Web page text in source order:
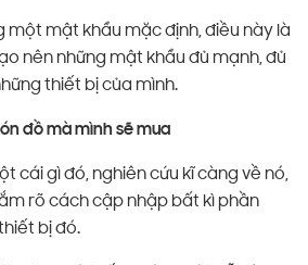
một mật khẩu mặc định, điều này là
nên những mật khẩu đủ mạnh, đủ
thiết bị của mình.
đồ mà mình sẽ mua
cái gì đó, nghiên cứu kĩ càng về nó,
rõ cách cập nhập bất kì phần
bị đó.